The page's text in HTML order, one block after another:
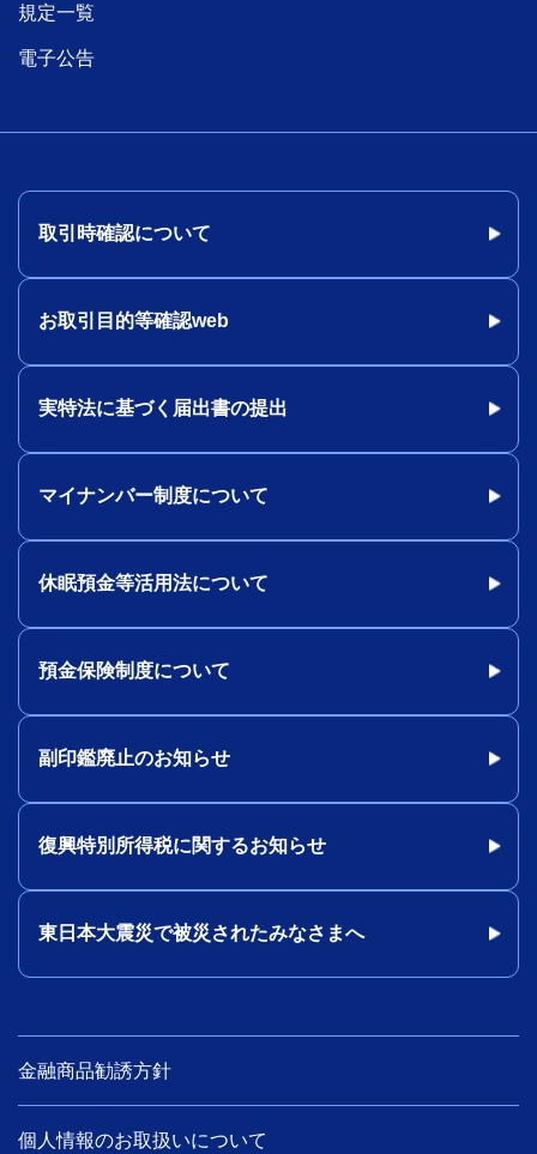
規定一覧
電子公告
取引時確認について
お取引目的等確認web
実特法に基づく届出書の提出
マイナンバー制度について
休眠預金等活用法について
預金保険制度について
副印鑑廃止のお知らせ
復興特別所得税に関するお知らせ
東日本大震災で被災されたみなさまへ
金融商品勧誘方針
個人情報のお取扱いについて